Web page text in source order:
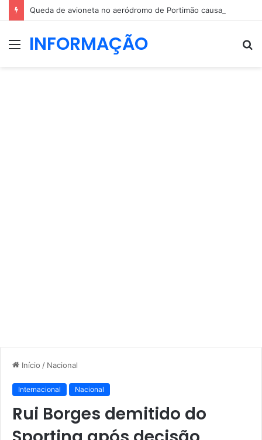
MenuINFORMAÇÃO
Início / Nacional
Internacional Nacional
Rui Borges demitido do